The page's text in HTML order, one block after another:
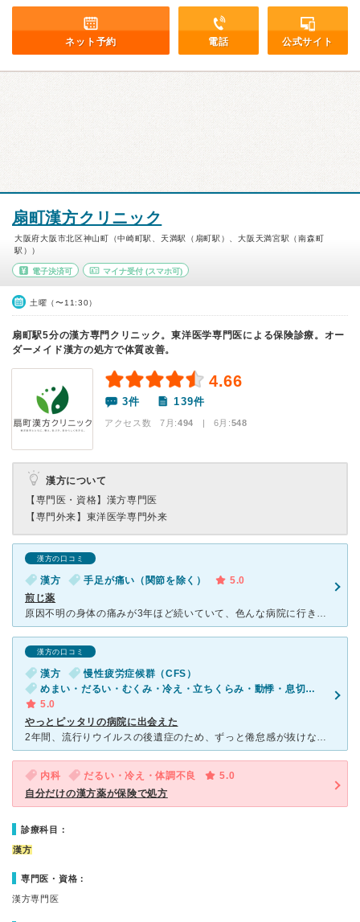
ネット予約 電話 公式サイト
扇町漢方クリニック
大阪府大阪市北区神山町（中崎町駅、天満駅（扇町駅）、大阪天満宮駅（南森町
駅））
電子決済可 マイナ受付(スマホ可)
土曜（〜11:30）
扇町駅5分の漢方専門クリニック。東洋医学専門医による保険診療。オー
ダーメイド漢方の処方で体質改善。
4.66
3件 139件
アクセス数 7月:494 | 6月:548
漢方について
【専門医・資格】 漢方専門医
【専門外来】 東洋医学専門外来
漢方の口コミ
漢方 手足が痛い（関節を除く）
5.0
煎じ薬
原因不明の身体の痛みが3年ほど続いていて、色んな病院に行きましたが治らず。 西洋の薬も効かず、普通の漢方も効かず状態でした。 そこで煎じ薬を試してみようと思い、通院を始めました。 そしてやっ
漢方の口コミ
漢方
慢性疲労症候群（CFS）
めまい・だるい・むくみ・冷え・立ちくらみ・動悸・息切れ・体調不良・疲れ・体重増加
5.0
やっとピッタリの病院に出会えた
2年間、流行りウイルスの後遺症のため、ずっと倦怠感が抜けなかった。 どの病院に行ってもスッキリしなかったのに、煎じ薬と鍼灸で良くなってる。 鍼灸も漢方と同じ方向でやってくれるので、相乗効果が高い。
内科 だるい・冷え・体調不良
5.0
自分だけの漢方薬が保険で処方
診療科目：
漢方
専門医・資格：
漢方専門医